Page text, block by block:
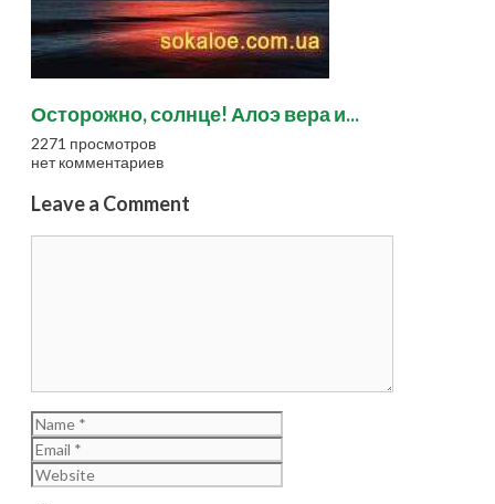
Осторожно, солнце! Алоэ вера и...
2271 просмотров
нет комментариев
Leave a Comment